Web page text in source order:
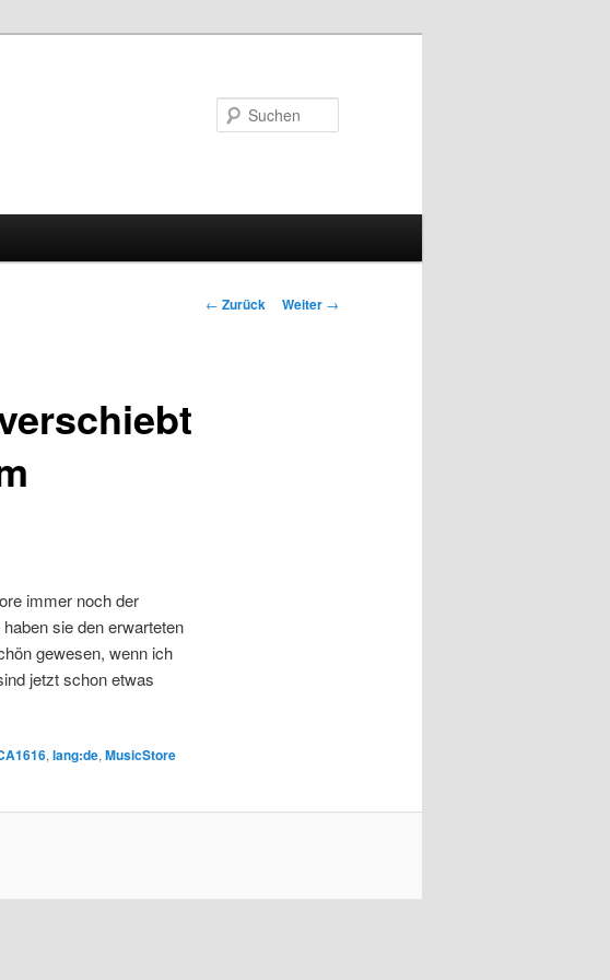
Beitrags-
← Zurück Weiter →
immer noch der
sie den erwarteten
gewesen, wenn ich
jetzt schon etwas
,lang:de,MusicStore